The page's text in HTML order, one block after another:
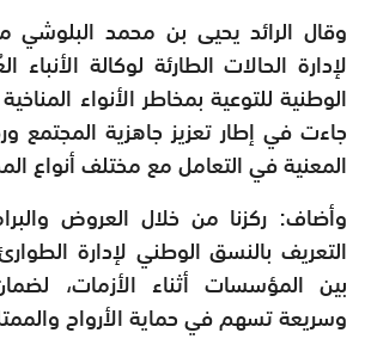
وقال الرائد يحيى بن محمد البلوشي
لإدارة الحالات الطارئة لوكالة الأنباء
الوطنية للتوعية بمخاطر الأنواء
جاءت في إطار تعزيز جاهزية المجتمع
المعنية في التعامل مع مختلف أنواع
وأضاف: ركزنا من خلال العروض
التعريف بالنسق الوطني لإدارة
بين المؤسسات أثناء الأزمات،
وسريعة تسهم في حماية الأرواح